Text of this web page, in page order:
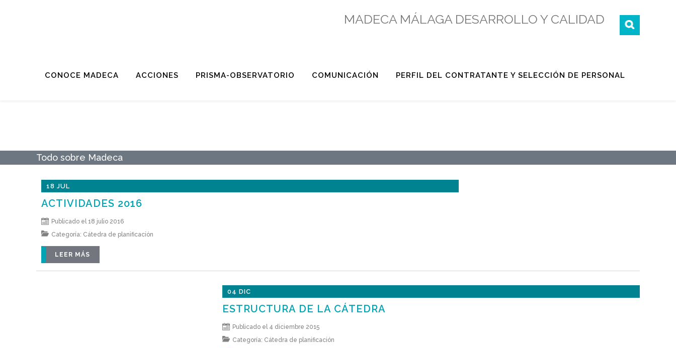
MADECA MÁLAGA DESARROLLO Y CALIDAD
CONOCE MADECA ACCIONES PRISMA-OBSERVATORIO COMUNICACIÓN PERFIL DEL CONTRATANTE Y SELECCIÓN DE PERSONAL
Todo sobre Madeca
18 JUL
ACTIVIDADES 2016
Publicado el 18 julio 2016
Categoría: Cátedra de planificación
LEER MÁS
04 DIC
ESTRUCTURA DE LA CÁTEDRA
Publicado el 4 diciembre 2015
Categoría: Cátedra de planificación